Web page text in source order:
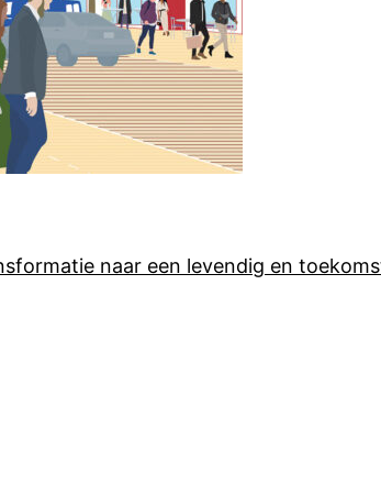
naar een levendig en